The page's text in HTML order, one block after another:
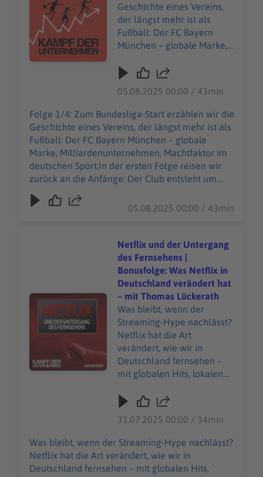
do-not-sell-my-info
abrufbar.
abrufbar.
Geschichte eines Vereins,
der längst mehr ist als
Fußball: Der FC Bayern
München – globale Marke,
Machtfaktor im deutschen
reisen wir zurück an die
Anfänge: Der Club entsteht
um 1900 als
Studentenverein in
Schwabing. Doch es ist der
visionäre Präsident Kurt
Landauer, der den FC
Ideen und sportlichem
alles zerstört. Und
Landauer vor einer
existenziellen Frage steht:
Soll er wirklich
zurückkommen – in dieses
Land, zu diesem Verein?
Unsere allgemeinen
Datenschutzrichtlinien
finden Sie unter
https://art19.com/privacy.
Die Datenschutzrichtlinien
für Kalifornien sind unter
https://art19.com/privacy#
do-not-sell-my-info
abrufbar.
05.08.2025 00:00 / 43min
Folge 1/4: Zum Bundesliga-Start erzählen wir die
Geschichte eines Vereins, der längst mehr ist als
Fußball: Der FC Bayern München – globale
Marke, Milliardenunternehmen, Machtfaktor im
deutschen Sport.In der ersten Folge reisen wir
zurück an die Anfänge: Der Club entsteht um
1900 als Studentenverein in Schwabing. Doch es
ist der visionäre Präsident Kurt Landauer, der
Bis das NS-Regime alles zerstört. Und Landauer
vor einer existenziellen Frage steht: Soll er
wirklich zurückkommen – in dieses Land, zu
Datenschutzrichtlinien finden Sie unter
https://art19.com/privacy. Die
Datenschutzrichtlinien für Kalifornien sind unter
https://art19.com/privacy#do-not-sell-my-info
05.08.2025 00:00 / 43min
Audiotitel - Netflix und der Untergang des Fernsehens
Netflix und der Untergang
des Fernsehens |
Bonusfolge: Was Netflix in
Deutschland verändert hat
– mit Thomas Lückerath
Was bleibt, wenn der
Streaming-Hype nachlässt?
Netflix hat die Art
verändert, wie wir in
Deutschland fernsehen –
mit globalen Hits, lokalen
Tempo, das klassische
Doch wie nachhaltig ist das
Modell? In dieser
Bonusfolge spricht DWDL-
Chefredakteur Thomas
31.07.2025 00:00 / 34min
Was bleibt, wenn der Streaming-Hype nachlässt?
Netflix hat die Art verändert, wie wir in
Deutschland fernsehen – mit globalen Hits,